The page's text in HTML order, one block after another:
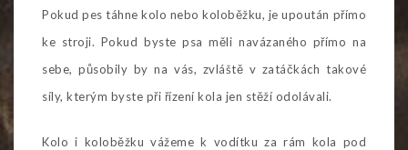
Pokud pes táhne kolo nebo koloběžku, je upoután přímo
ke stroji. Pokud byste psa měli navázaného přímo na
sebe, působily by na vás, zvláště v zatáčkách takové
síly, kterým byste při řízení kola jen stěží odolávali.
Kolo i koloběžku vážeme k vodítku za rám kola pod